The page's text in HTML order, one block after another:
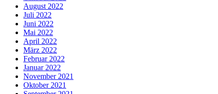
August 2022
Juli 2022
Juni 2022
Mai 2022
April 2022
März 2022
Februar 2022
Januar 2022
November 2021
Oktober 2021